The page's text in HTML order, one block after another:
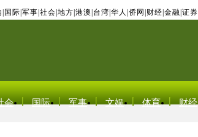
国际 军事 社会 地方 港澳 台湾 华人 侨网 财经 金融 证券
会 国际 军事 文娱 体育 财经